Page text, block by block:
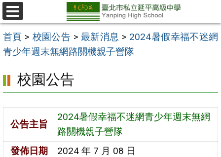
跳
至
主
要
區
選
單
首頁 > 校園公告 > 最新消息 > 2024暑假幸福不迷網
青少年週末無網路關機親子營隊
校園公告
公告主旨
2024暑假幸福不迷網青少年週末無網
路關機親子營隊
發佈日期
2024 年 7 月 08 日